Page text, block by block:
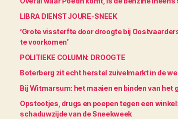
LIBRA DIENST JOURE-SNEEK
‘Grote vissterfte door droogte bij
te voorkomen’
POLITIEKE COLUMN: DROOGTE
Boterberg zit echt herstel zuivelmarkt in de
Bij Witmarsum: het maaien en binden van het
Opstootjes, drugs en poepen tegen een
schaduwzijde van de Sneekweek